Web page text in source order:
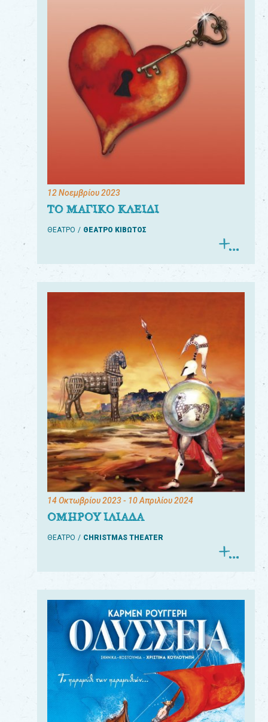
12 Νοεμβρίου 2023
ΤΟ ΜΑΓΙΚΟ ΚΛΕΙΔΙ
ΘΕΑΤΡΟ ΘΕΑΤΡΟ ΚΙΒΩΤΟΣ
14 Οκτωβρίου 2023- 10 Απριλίου 2024
ΟΜΗΡΟΥ ΙΛΙΑΔΑ
ΘΕΑΤΡΟ CHRISTMAS THEATER